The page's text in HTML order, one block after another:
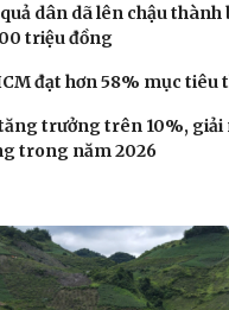
ảnh
Giải trí
Sao Việt
dân dã lên chậu thành
triệu đồng
đạt hơn 58% mục tiêu
trưởng trên 10%, giải
trong năm 2026